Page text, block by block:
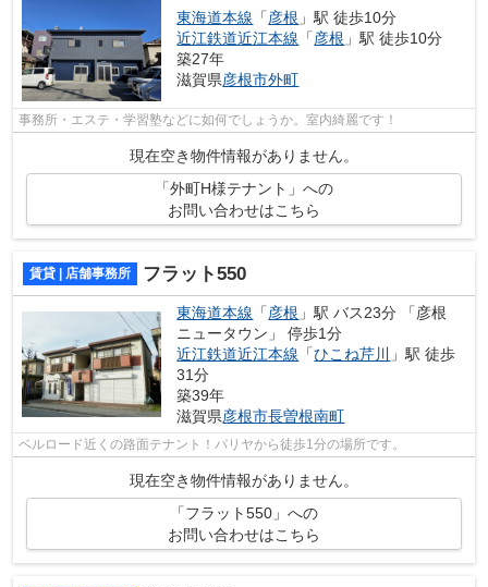
東海道本線 「彦根 」駅 徒歩10分
近江鉄道近江本線 「彦根 」駅 徒歩10分
築27年
滋賀県彦根市外町
事務所・エステ・学習塾などに如何でしょうか。室内綺麗です！
現在空き物件情報がありません。
「外町H様テナント」への
お問い合わせはこちら
賃貸 | 店舗事務所 フラット550
東海道本線 「彦根 」駅 バス23分 「彦根
ニュータウン」 停歩1分
近江鉄道近江本線 「ひこね芹川 」駅 徒歩
31分
築39年
滋賀県彦根市長曽根南町
ベルロード近くの路面テナント！パリヤから徒歩1分の場所です。
現在空き物件情報がありません。
「フラット550」への
お問い合わせはこちら